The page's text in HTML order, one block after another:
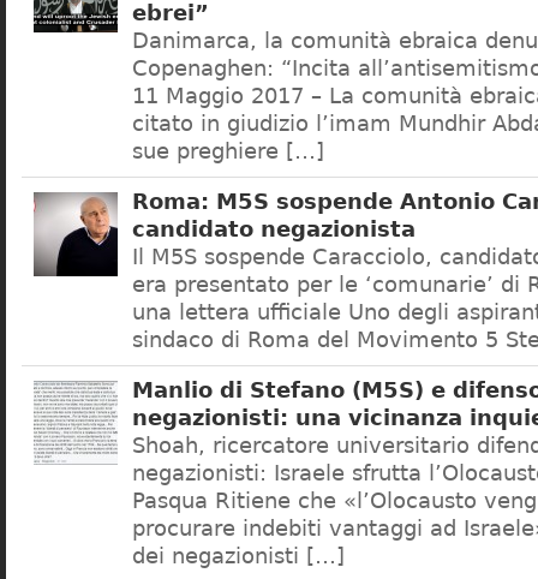
ebrei”
Danimarca, la comunità ebraica
Copenaghen: “Incita
11 Maggio 2017 – La comunità
citato in giudizio l’imam Mundhir
sue preghiere […]
Roma: M5S sospende Antonio
candidato negazionista
Il M5S sospende Caracciolo,
era presentato per le ‘comunarie’ di
una lettera ufficiale Uno degli
sindaco di Roma del Movimento 5
Manlio di Stefano (M5S) e
negazionisti: una vicinanza
Shoah, ricercatore universitario
negazionisti: Israele sfrutta
Pasqua Ritiene che «l’Olocausto
procurare indebiti vantaggi ad
dei negazionisti […]